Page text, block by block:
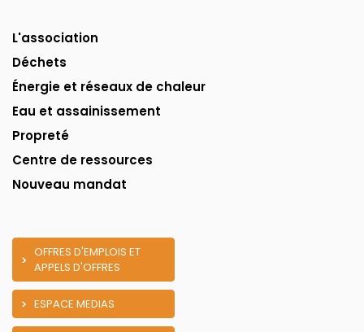
L'association
Déchets
Énergie et réseaux de chaleur
Eau et assainissement
Propreté
Centre de ressources
Nouveau mandat
OFFRES D'EMPLOIS ET
APPELS D'OFFRES
ESPACE MEDIAS